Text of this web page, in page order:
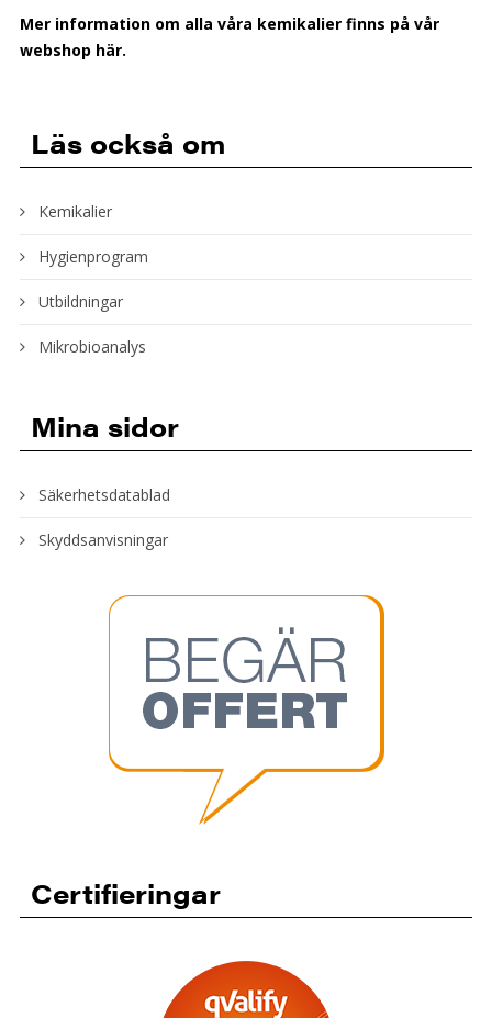
Mer information om alla våra kemikalier finns på vår
webshop här.
Läs också om
Kemikalier
Hygienprogram
Utbildningar
Mikrobioanalys
Mina sidor
Säkerhetsdatablad
Skyddsanvisningar
Certifieringar